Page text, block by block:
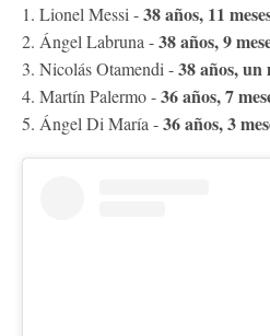
1. Lionel Messi -38 años, 11
2. Ángel Labruna -38 años, 9
3. Nicolás Otamendi -38 años, un
4. Martín Palermo -36 años, 7
5. Ángel Di María -36 años, 3